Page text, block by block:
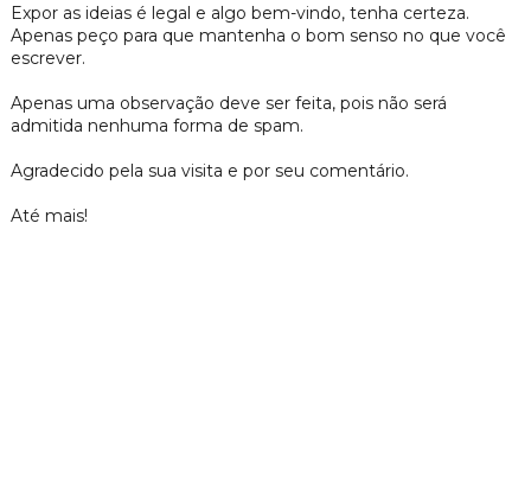
Expor as ideias é legal e algo bem-vindo, tenha certeza.
Apenas peço para que mantenha o bom senso no que você
escrever.
Apenas uma observação deve ser feita, pois não será
admitida nenhuma forma de spam.
Agradecido pela sua visita e por seu comentário.
Até mais!